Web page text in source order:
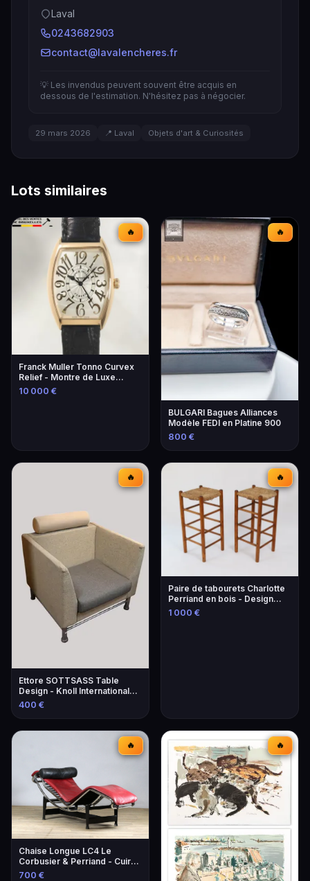
Laval
0243682903
contact@lavalencheres.fr
💡 Les invendus peuvent souvent être acquis en
dessous de l'estimation. N'hésitez pas à négocier.
29 mars 2026 📍 Laval Objets d'art & Curiosités
Lots similaires
🔥
Franck Muller Tonno Curvex
Relief - Montre de Luxe
Unique
10 000 €
🔥
BULGARI Bagues Alliances
Modèle FEDI en Platine 900
800 €
🔥
Ettore SOTTSASS Table
Design - Knoll International
Éditeur
400 €
🔥
Paire de tabourets Charlotte
Perriand en bois - Design
iconique
1 000 €
🔥
Chaise Longue LC4 Le
Corbusier & Perriand - Cuir
Lie-de-Vin
700 €
🔥